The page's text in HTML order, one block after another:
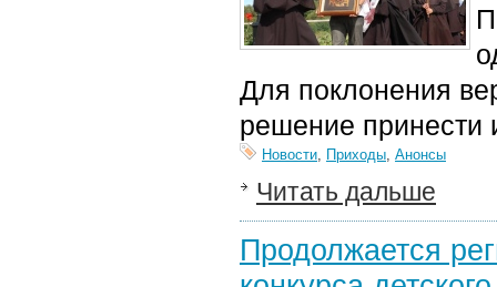
Для поклонения
решение принести
Новости, Приходы, Анонсы
Читать дальше
Продолжается